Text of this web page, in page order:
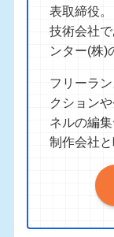
表取締役。
技術会社
ンター(株)
フリーラ
クション
ネルの編
制作会社と